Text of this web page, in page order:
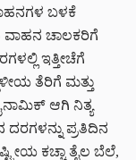
ಬಳಕೆ
ವಾಹನ ಚಾಲಕರಿಗೆ
ಇತ್ತೀಚೆಗೆ
ತೆರಿಗೆ ಮತ್ತು
ಆಗಿ ನಿತ್ಯ
ದರಗಳನ್ನು ಪ್ರತಿದಿನ
ಕಚ್ಚಾ ತೈಲ ಬೆಲೆ,